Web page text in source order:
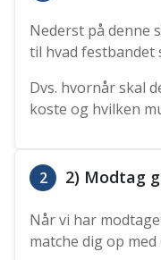
Nederst på denne
til hvad festbandet
Dvs. hvornår skal
koste og hvilken
2 2) Modtag
Når vi har
matche dig op